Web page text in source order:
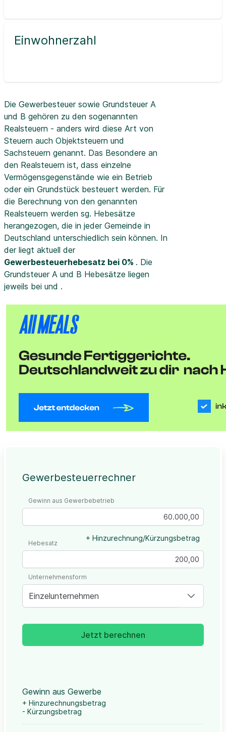
Einwohnerzahl
Die Gewerbesteuer sowie Grundsteuer A
und B gehören zu den sogenannten
Realsteuern - anders wird diese Art von
Steuern auch Objektsteuern und
Sachsteuern genannt. Das Besondere an
den Realsteuern ist, dass einzelne
Vermögensgegenstände wie ein Betrieb
oder ein Grundstück besteuert werden. Für
die Berechnung von den genannten
Realsteuern werden sg. Hebesätze
herangezogen, die in jeder Gemeinde in
Deutschland unterschiedlich sein können. In
der liegt aktuell der
Gewerbesteuerhebesatz bei 0% . Die
Grundsteuer A und B Hebesätze liegen
jeweils bei und .
Gewerbesteuerrechner
Gewinn aus Gewerbebetrieb
+ Hinzurechnung/Kürzungsbetrag
Hebesatz
Einzelunternehmen
Unternehmensform
Jetzt berechnen
Gewinn aus Gewerbe
+ Hinzurechnungsbetrag
- Kürzungsbetrag